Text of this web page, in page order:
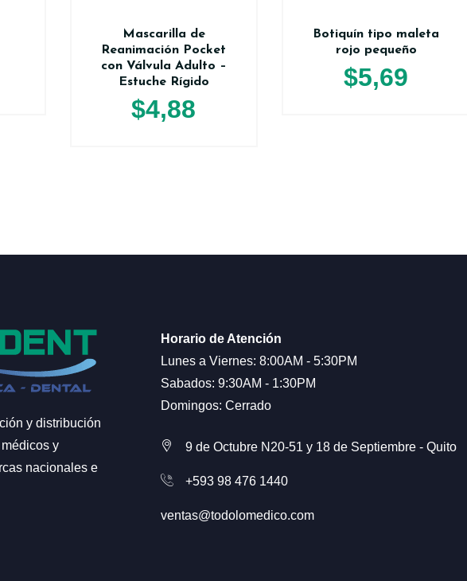
Mascarilla de
Reanimación Pocket
con Válvula Adulto –
Estuche Rígido
$4,88
Botiquín tipo maleta
rojo pequeño
$5,69
y distribución
y
nacionales e
Horario de Atención
Lunes a Viernes: 8:00AM - 5:30PM
Sabados: 9:30AM - 1:30PM
Domingos: Cerrado
9 de Octubre N20-51 y 18 de Septiembre - Quito
+593 98 476 1440
ventas@todolomedico.com